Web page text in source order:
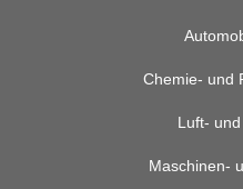
Chemie- und
Luft-
Maschinen-